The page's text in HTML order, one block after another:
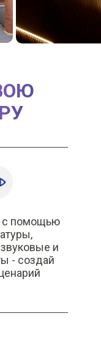
с помощью
и
- создай